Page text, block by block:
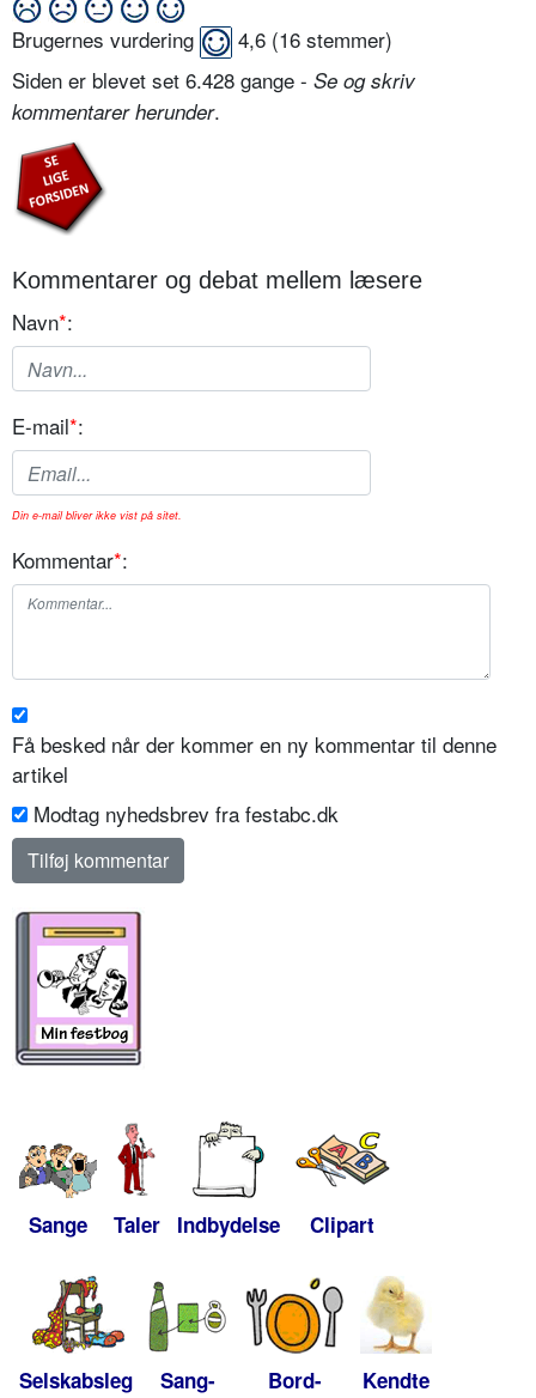
Brugernes vurdering 4,6 (16 stemmer)
Siden er blevet set 6.428 gange - Se og skriv
kommentarer herunder.
Kommentarer og debat mellem læsere
Navn*:
E-mail*:
Din e-mail bliver ikke vist på sitet.
Kommentar*:
Få besked når der kommer en ny kommentar til denne
artikel
Modtag nyhedsbrev fra festabc.dk
Sange Taler Indbydelse Clipart
Selskabsleg
Sang-
Bord-
Kendte